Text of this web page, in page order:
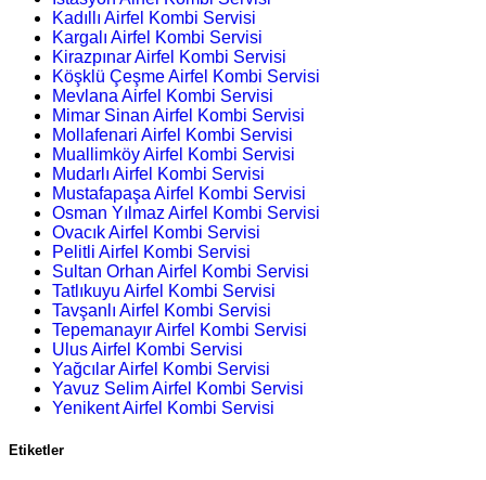
Kadıllı Airfel Kombi Servisi
Kargalı Airfel Kombi Servisi
Kirazpınar Airfel Kombi Servisi
Köşklü Çeşme Airfel Kombi Servisi
Mevlana Airfel Kombi Servisi
Mimar Sinan Airfel Kombi Servisi
Mollafenari Airfel Kombi Servisi
Muallimköy Airfel Kombi Servisi
Mudarlı Airfel Kombi Servisi
Mustafapaşa Airfel Kombi Servisi
Osman Yılmaz Airfel Kombi Servisi
Ovacık Airfel Kombi Servisi
Pelitli Airfel Kombi Servisi
Sultan Orhan Airfel Kombi Servisi
Tatlıkuyu Airfel Kombi Servisi
Tavşanlı Airfel Kombi Servisi
Tepemanayır Airfel Kombi Servisi
Ulus Airfel Kombi Servisi
Yağcılar Airfel Kombi Servisi
Yavuz Selim Airfel Kombi Servisi
Yenikent Airfel Kombi Servisi
Etiketler